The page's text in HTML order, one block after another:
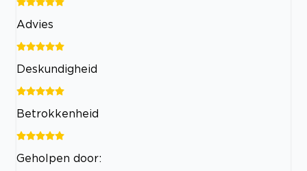
Advies
Deskundigheid
Betrokkenheid
Geholpen door: